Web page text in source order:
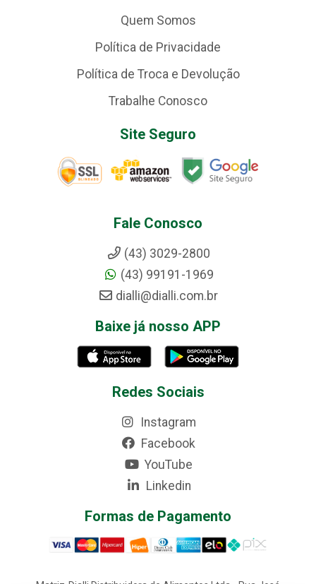
Quem Somos
Política de Privacidade
Política de Troca e Devolução
Trabalhe Conosco
Site Seguro
Fale Conosco
(43) 3029-2800
(43) 99191-1969
dialli@dialli.com.br
Baixe já nosso APP
Redes Sociais
Instagram
Facebook
YouTube
Linkedin
Formas de Pagamento